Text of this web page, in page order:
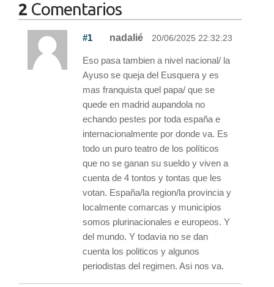
2 Comentarios
#1 nadalié 20/06/2025 22:32:23
Eso pasa tambien a nivel nacional/ la
Ayuso se queja del Eusquera y es
mas franquista quel papa/ que se
quede en madrid aupandola no
echando pestes por toda españa e
internacionalmente por donde va. Es
todo un puro teatro de los políticos
que no se ganan su sueldo y viven a
cuenta de 4 tontos y tontas que les
votan. España/la region/la provincia y
localmente comarcas y municipios
somos plurinacionales e europeos. Y
del mundo. Y todavia no se dan
cuenta los politicos y algunos
periodistas del regimen. Asi nos va.